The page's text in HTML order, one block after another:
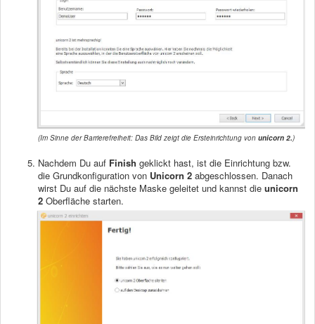
(Im Sinne der Barrierefreiheit: Das Bild zeigt die Ersteinrichtung von unicorn 2.)
Nachdem Du auf Finish geklickt hast, ist die Einrichtung bzw.
die Grundkonfiguration von Unicorn 2 abgeschlossen. Danach
wirst Du auf die nächste Maske geleitet und kannst die unicorn
2 Oberfläche starten.